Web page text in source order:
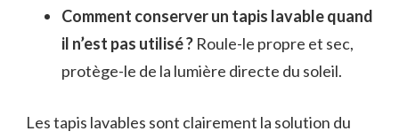
Comment conserver un tapis lavable quand
il n’est pas utilisé ? Roule-le propre et sec,
protège-le de la lumière directe du soleil.
Les tapis lavables sont clairement la solution du